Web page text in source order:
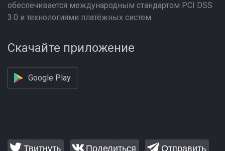
обеспечивается международным стандартом PCI DSS
3.0 и технологиями платёжных систем.
Скачайте приложение
Google Play
Твитнуть Поделиться Отправить